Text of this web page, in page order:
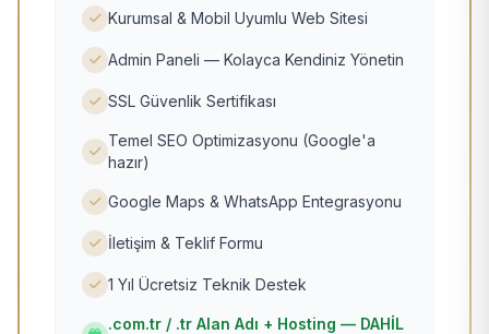
Kurumsal & Mobil Uyumlu Web Sitesi
Admin Paneli — Kolayca Kendiniz Yönetin
SSL Güvenlik Sertifikası
Temel SEO Optimizasyonu (Google'a
hazır)
Google Maps & WhatsApp Entegrasyonu
İletişim & Teklif Formu
1 Yıl Ücretsiz Teknik Destek
.com.tr / .tr Alan Adı + Hosting — DAHİL